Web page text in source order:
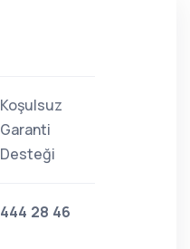
Koşulsuz
Garanti
Desteği
444 28 46